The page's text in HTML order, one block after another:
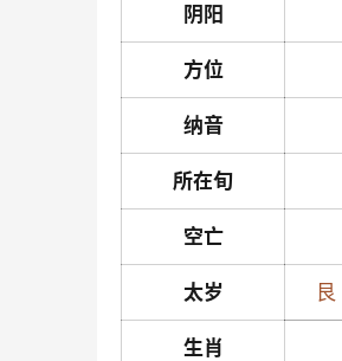
阴阳
方位
纳音
所在旬
空亡
太岁 艮
生肖